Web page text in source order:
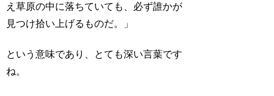
え草原の中に落ちていても、必ず誰かが
見つけ拾い上げるものだ。」
という意味であり、とても深い言葉です
ね。